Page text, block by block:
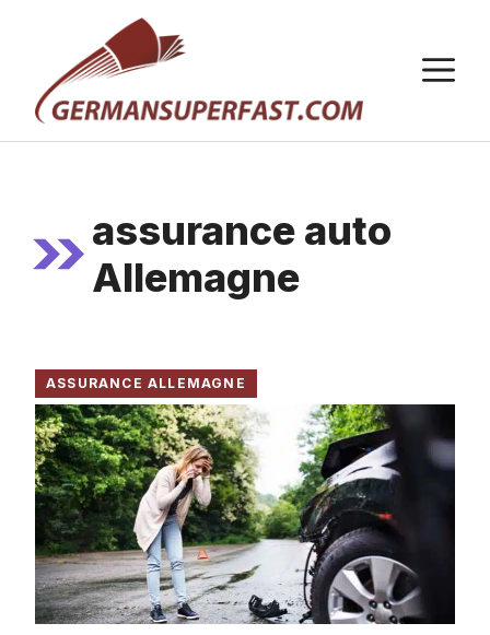
contenu
assurance auto
Allemagne
ASSURANCE ALLEMAGNE